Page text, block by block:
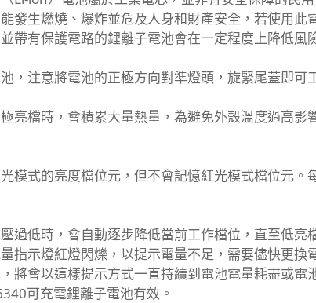
發生燃燒、爆炸並危及人身和財產安全，若使用
帶有保護電路的鋰離子電池會在一定程度上降低風
，注意將電池的正極方向對準燈頭，旋緊尾蓋即可
亮檔時，會積累大量熱量，為避免外殼溫度過高
模式的亮度檔位元，但不會記憶紅光模式檔位元
過低時，會自動逐步降低當前工作檔位，直至低
指示燈紅燈閃爍，以提示電量不足，需要儘快更換
將會以這樣提示方式一直持續到電池電量耗盡或電
可充電鋰離子電池有效。